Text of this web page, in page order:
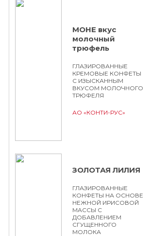
МОНЕ вкус
молочный
трюфель
ГЛАЗИРОВАННЫЕ
КРЕМОВЫЕ КОНФЕТЫ
С ИЗЫСКАННЫМ
ВКУСОМ МОЛОЧНОГО
ТРЮФЕЛЯ
АО «КОНТИ-РУС»
ЗОЛОТАЯ ЛИЛИЯ
ГЛАЗИРОВАННЫЕ
КОНФЕТЫ НА ОСНОВЕ
НЕЖНОЙ ИРИСОВОЙ
МАССЫ С
ДОБАВЛЕНИЕМ
СГУЩЕННОГО
МОЛОКА